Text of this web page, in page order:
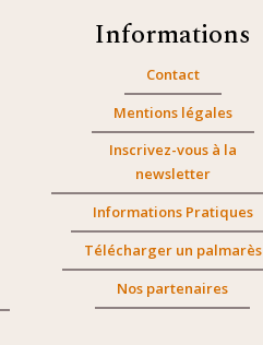
Informations
Contact
Mentions légales
Inscrivez-vous à la
newsletter
Informations Pratiques
Télécharger un palmarès
Nos partenaires